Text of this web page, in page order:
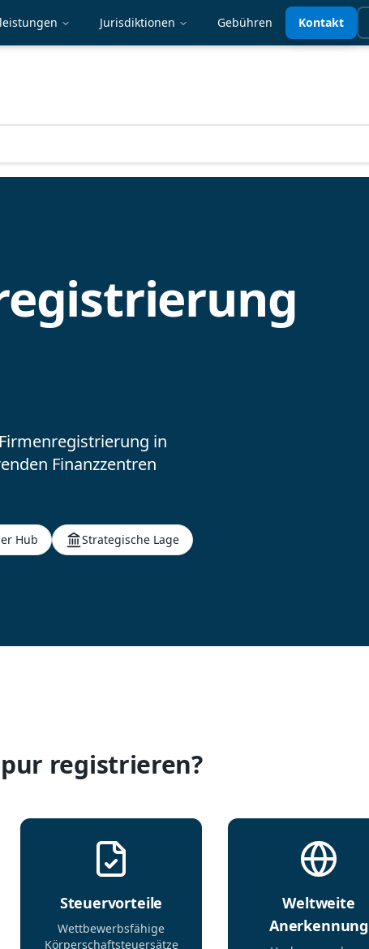
Jurisdiktionen Gebühren Kontakt
in
Finanzzentren
Hub Strategische Lage
registrieren?
Steuervorteile
Wettbewerbsfähige
Körperschaftsteuersätze
Weltweite
Anerkennung